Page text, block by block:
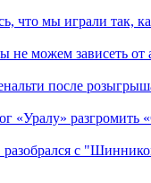
что мы играли так,
можем зависеть от
после
«Уралу» разгромить
с